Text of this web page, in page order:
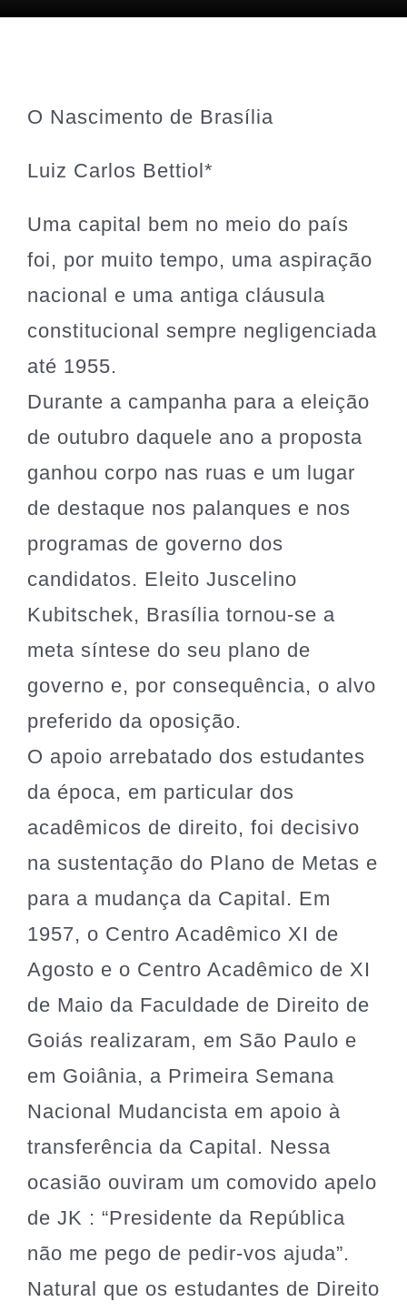
O Nascimento de Brasília
Luiz Carlos Bettiol*
Uma capital bem no meio do país
foi, por muito tempo, uma aspiração
nacional e uma antiga cláusula
constitucional sempre negligenciada
até 1955.
Durante a campanha para a eleição
de outubro daquele ano a proposta
ganhou corpo nas ruas e um lugar
de destaque nos palanques e nos
programas de governo dos
candidatos. Eleito Juscelino
Kubitschek, Brasília tornou-se a
meta síntese do seu plano de
governo e, por consequência, o alvo
preferido da oposição.
O apoio arrebatado dos estudantes
da época, em particular dos
acadêmicos de direito, foi decisivo
na sustentação do Plano de Metas e
para a mudança da Capital. Em
1957, o Centro Acadêmico XI de
Agosto e o Centro Acadêmico de XI
de Maio da Faculdade de Direito de
Goiás realizaram, em São Paulo e
em Goiânia, a Primeira Semana
Nacional Mudancista em apoio à
transferência da Capital. Nessa
ocasião ouviram um comovido apelo
de JK : “Presidente da República
não me pego de pedir-vos ajuda”.
Natural que os estudantes de Direito